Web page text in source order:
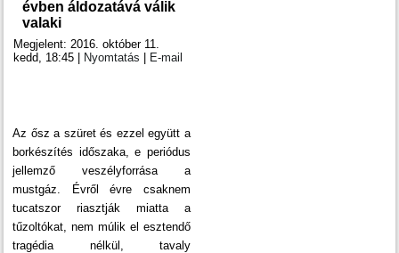
évben áldozatává válik
valaki
Megjelent: 2016. október 11.
kedd, 18:45
Nyomtatás E-mail
Az ősz a szüret és ezzel együtt a
borkészítés időszaka, e periódus
jellemző veszélyforrása a
mustgáz. Évről évre csaknem
tucatszor riasztják miatta a
tűzoltókat, nem múlik el esztendő
tragédia nélkül, tavaly